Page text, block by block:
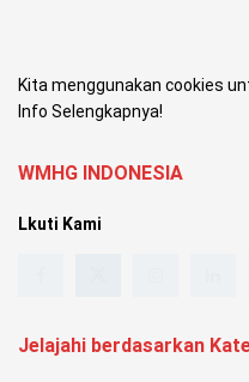
Kita menggunakan cookies
Info Selengkapnya!
WMHG INDONESIA
Lkuti Kami
Jelajahi berdasarkan